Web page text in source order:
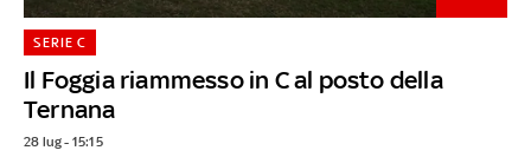
Il Foggia riammesso in C al posto della
Ternana
SERIE C
28 lug - 15:15